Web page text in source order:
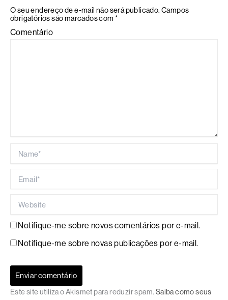
O seu endereço de e-mail não será publicado. Campos
obrigatórios são marcados com *
Comentário
Notifique-me sobre novos comentários por e-mail.
Notifique-me sobre novas publicações por e-mail.
Este site utiliza o Akismet para reduzir spam. Saiba como seus